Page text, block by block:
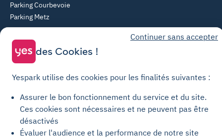
Parking Courbevoie
Parking Metz
Yespark SAS, titulaire de la carte pro n°CPI 7501 2017 000 019 582 portant
les mentions "Gestion Immobilière" et "Transaction" délivrée par la CCI de
Conditions générales de vente Stationnement
Conditions générales de vente Recharge
Politique de confidentialité
Continuer sans accepter
des Cookies !
Yespark utilise des cookies pour les finalités suivantes :
Assurer le bon fonctionnement du service et du site.
Ces cookies sont nécessaires et ne peuvent pas être
désactivés
Évaluer l'audience et la performance de notre site